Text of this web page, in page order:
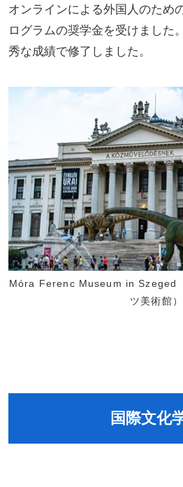
オンラインによる外国人のため
ログラムの奨学金を受けました
秀な成績で修了しました。
Móra Ferenc Museum in Szeged
ツ美術館）
国際文化